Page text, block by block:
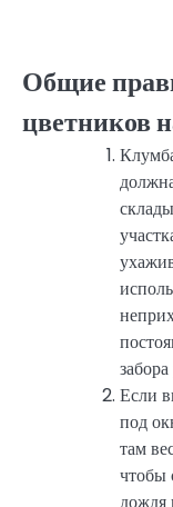
Общие
цветников
Если
под
там
чтобы